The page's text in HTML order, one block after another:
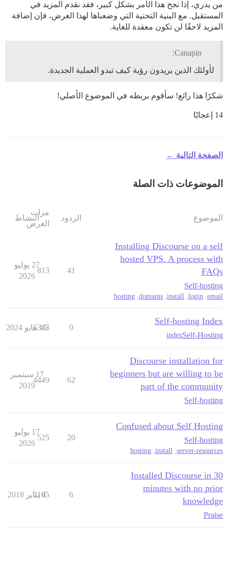
من يدري، إذا نجح هذا الأمر بشكل كبير، فقد نقدم المزيد في
المستقبل. مع البنية التحتية التي وضعناها لهذا الغرض، فإن إضافة
المزيد لاحقًا لن تكون معقدة للغاية.
Canapin:
لأولئك الذين يريدون رؤية كيف تبدو العملية الجديدة.
شكرًا هذا رائع! سأقوم بربطه في الموضوع الأصلي!
14 إعجابًا
الصفحة التالية ←
الموضوعات ذات الصلة
الموضوع الردود
مرات
العرض
النشاط
Installing Discourse on a self
hosted VPS. A process with
FAQs
Self-hosting
email
login
install
domains
hosting
41
813
27 يوليو
2026
Self-hosting Index
Self-Hosting
index
0
6343
15 مايو 2024
Discourse installation for
beginners but are willing to be
part of the community
Self-hosting
62
4449
17 سبتمبر
2019
Confused about Self Hosting
Self-hosting
server-resources
install
hosting
20
525
17 يوليو
2026
Installed Discourse in 30
minutes with no prior
knowledge
Praise
6
2165
4 يناير 2018